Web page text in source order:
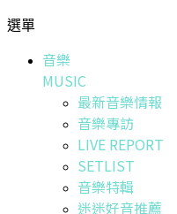
選單
音樂
MUSIC
最新音樂情報
音樂專訪
LIVE REPORT
SETLIST
音樂特輯
迷迷好音推薦